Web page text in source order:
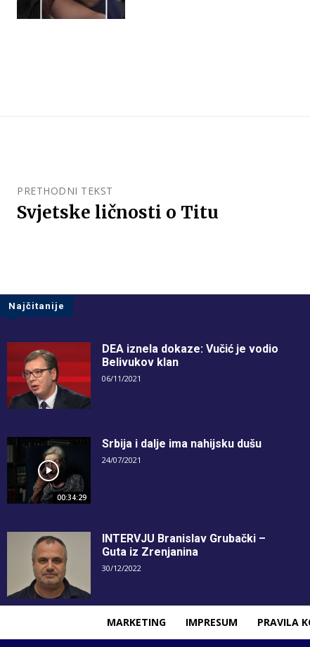
PRETHODNI TEKST
Svjetske ličnosti o Titu
Najčitanije
DEA iznela dokaze: Vučić je vodio
Belivukov klan
06/11/2021
00:34:29
Srbija i dalje ima nahijsku dušu
24/07/2021
INTERVJU Branislav Grubački –
Guta iz Zrenjanina
30/12/2022
MARKETING IMPRESUM PRAVILA